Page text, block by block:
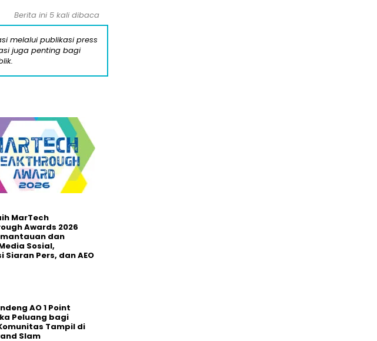
Berita ini 5 kali dibaca
melalui publikasi press
juga penting bagi
MarTech
Awards 2026
dan
Sosial,
Siaran Pers, dan AEO
AO 1 Point
Peluang bagi
Tampil di
Slam